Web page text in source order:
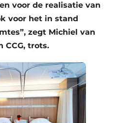
voor de realisatie van
voor het in stand
zegt Michiel van
CCG, trots.